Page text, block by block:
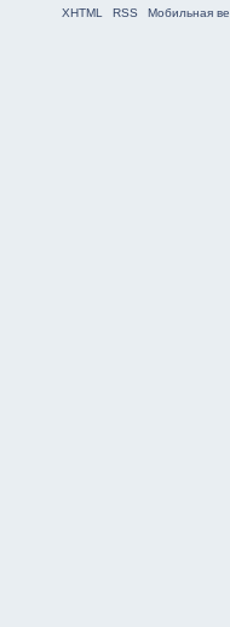
XHTML
RSS Мобильная